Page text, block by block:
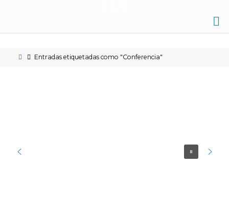
NICOLÁS
Entradas etiquetadas como "Conferencia"